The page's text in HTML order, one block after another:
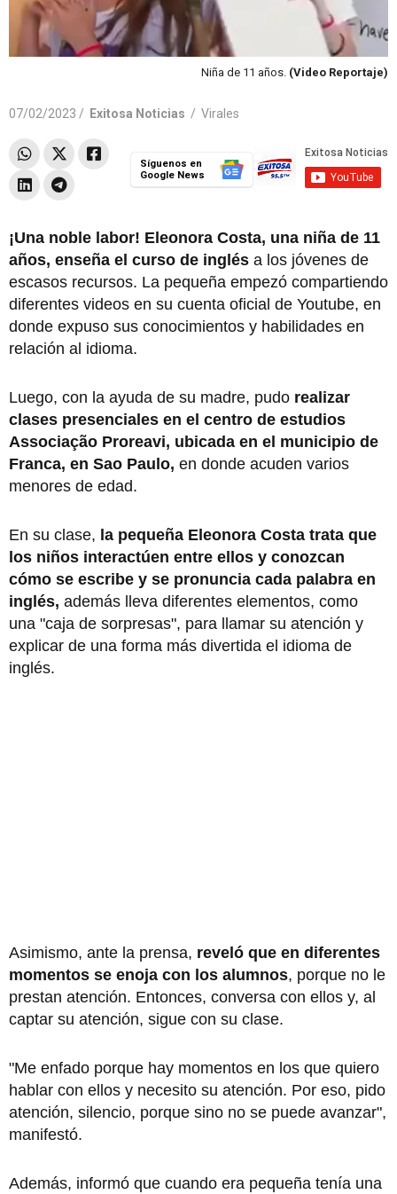
Niña de 11 años. (Video Reportaje)
07/02/2023 / Exitosa Noticias / Virales
Síguenos en
Google News
¡Una noble labor! Eleonora Costa, una niña de 11
años, enseña el curso de inglés a los jóvenes de
escasos recursos. La pequeña empezó compartiendo
diferentes videos en su cuenta oficial de Youtube, en
donde expuso sus conocimientos y habilidades en
relación al idioma.
Luego, con la ayuda de su madre, pudo realizar
clases presenciales en el centro de estudios
Associação Proreavi, ubicada en el municipio de
Franca, en Sao Paulo, en donde acuden varios
menores de edad.
En su clase, la pequeña Eleonora Costa trata que
los niños interactúen entre ellos y conozcan
cómo se escribe y se pronuncia cada palabra en
inglés, además lleva diferentes elementos, como
una "caja de sorpresas", para llamar su atención y
explicar de una forma más divertida el idioma de
inglés.
Asimismo, ante la prensa, reveló que en diferentes
momentos se enoja con los alumnos, porque no le
prestan atención. Entonces, conversa con ellos y, al
captar su atención, sigue con su clase.
"Me enfado porque hay momentos en los que quiero
hablar con ellos y necesito su atención. Por eso, pido
atención, silencio, porque sino no se puede avanzar",
manifestó.
Además, informó que cuando era pequeña tenía una